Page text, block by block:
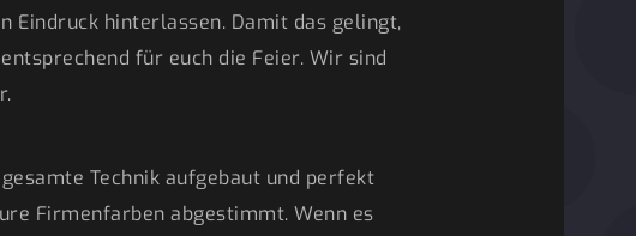
Eindruck hinterlassen. Damit das gelingt,
für euch die Feier. Wir sind
Technik aufgebaut und perfekt
Firmenfarben abgestimmt. Wenn es